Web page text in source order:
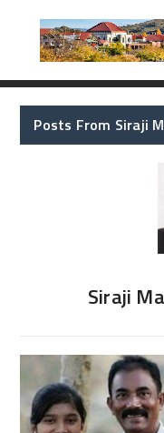
Posts From Siraji
Siraji